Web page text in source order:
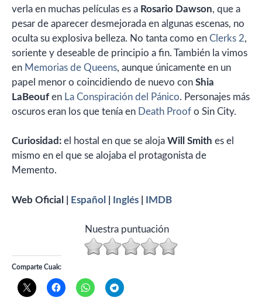
verla en muchas películas es a Rosario Dawson, que a
pesar de aparecer desmejorada en algunas escenas, no
oculta su explosiva belleza. No tanta como en Clerks 2,
soriente y deseable de principio a fin. También la vimos
en Memorias de Queens, aunque únicamente en un
papel menor o coincidiendo de nuevo con Shia
LaBeouf en La Conspiración del Pánico. Personajes más
oscuros eran los que tenía en Death Proof o Sin City.
Curiosidad: el hostal en que se aloja Will Smith es el
mismo en el que se alojaba el protagonista de
Memento.
Web Oficial | Español Inglés IMDB
Nuestra puntuación
Comparte Cuak: